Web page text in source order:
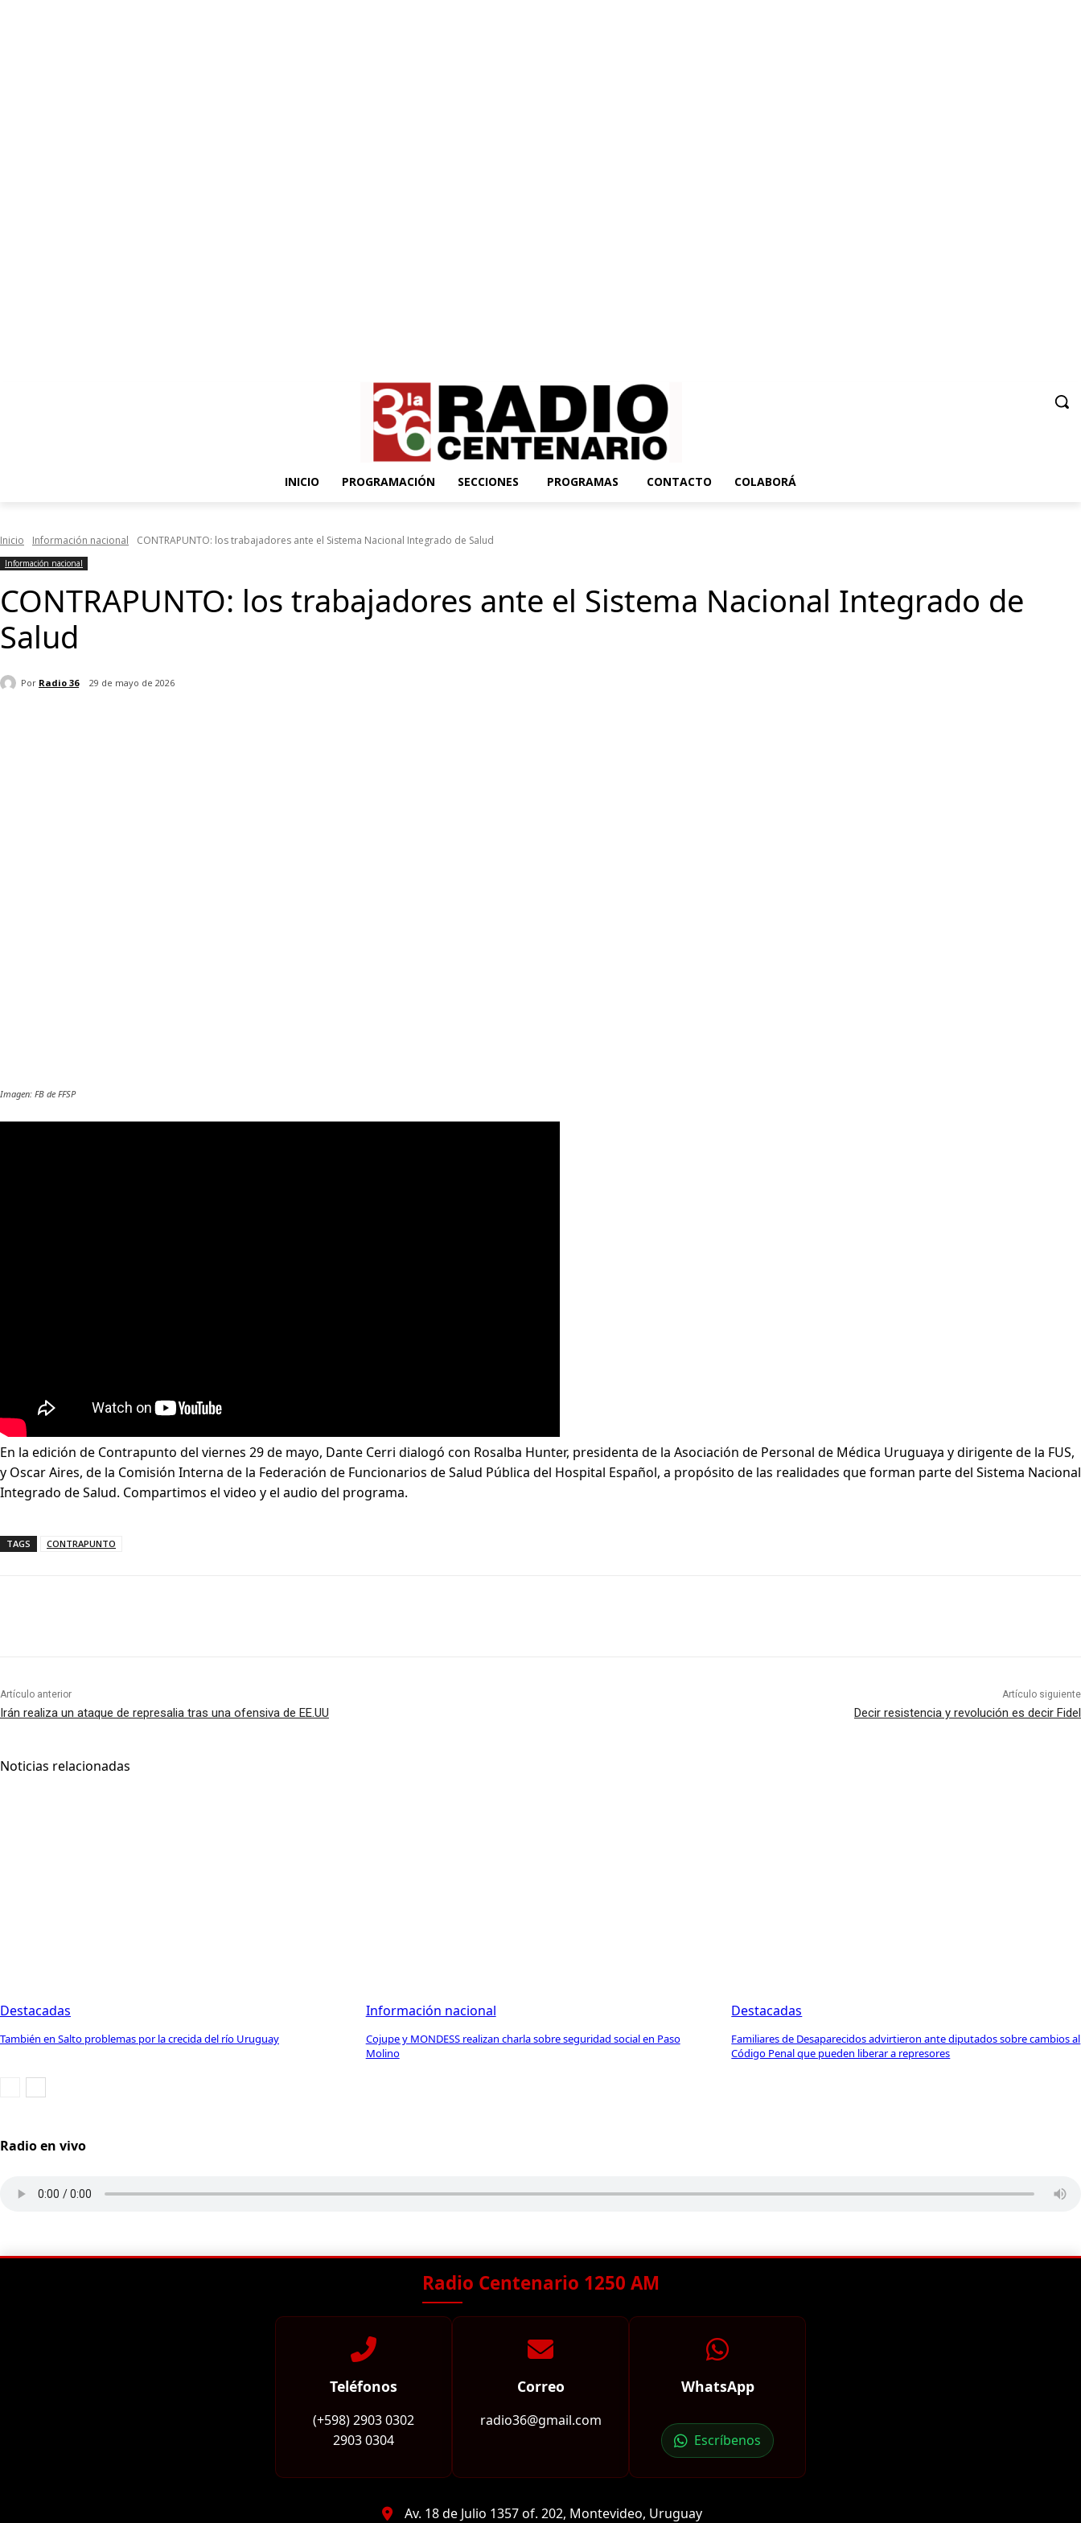
INICIO PROGRAMACIÓN SECCIONES PROGRAMAS CONTACTO COLABORÁ
Inicio Información nacional CONTRAPUNTO: los trabajadores ante el Sistema Nacional Integrado de Salud
Información nacional
CONTRAPUNTO: los trabajadores ante el Sistema Nacional Integrado de
Salud
Por Radio 36 29 de mayo de 2026
Imagen: FB de FFSP
En la edición de Contrapunto del viernes 29 de mayo, Dante Cerri dialogó con Rosalba Hunter, presidenta de la Asociación de Personal de Médica Uruguaya y dirigente de la FUS,
y Oscar Aires, de la Comisión Interna de la Federación de Funcionarios de Salud Pública del Hospital Español, a propósito de las realidades que forman parte del Sistema Nacional
Integrado de Salud. Compartimos el video y el audio del programa.
TAGS CONTRAPUNTO
Artículo anterior
Irán realiza un ataque de represalia tras una ofensiva de EE.UU
Artículo siguiente
Decir resistencia y revolución es decir Fidel
Noticias relacionadas
Destacadas
También en Salto problemas por la crecida del río Uruguay
Información nacional
Cojupe y MONDESS realizan charla sobre seguridad social en Paso
Molino
Destacadas
Familiares de Desaparecidos advirtieron ante diputados sobre cambios al
Código Penal que pueden liberar a represores
Radio en vivo
Radio Centenario 1250 AM
Teléfonos
(+598) 2903 0302
2903 0304
Correo
radio36@gmail.com
WhatsApp
Escríbenos
Av. 18 de Julio 1357 of. 202, Montevideo, Uruguay